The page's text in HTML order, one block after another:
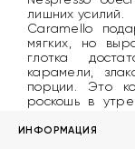
лишних усилий.
Caramello
мягких, но
глотка
карамели,
порции. Это
роскошь в
ИНФОРМАЦИЯ